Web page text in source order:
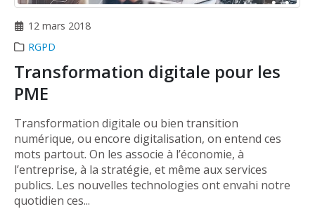
12 mars 2018
RGPD
Transformation digitale pour les
PME
Transformation digitale ou bien transition
numérique, ou encore digitalisation, on entend ces
mots partout. On les associe à l’économie, à
l’entreprise, à la stratégie, et même aux services
publics. Les nouvelles technologies ont envahi notre
quotidien ces...